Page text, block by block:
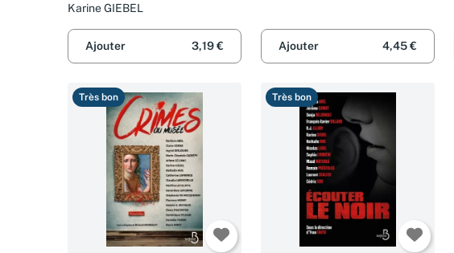
Karine GIEBEL
Ajouter 3,19 € Ajouter 4,45 €
Très bon Très bon